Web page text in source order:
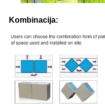
Kombinacija: